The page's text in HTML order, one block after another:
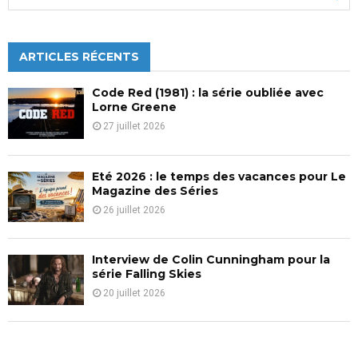
publications
h
f
o
r
:
C
ARTICLES RÉCENTS
Code Red (1981) : la série oubliée avec
Lorne Greene
27 juillet 2026
Eté 2026 : le temps des vacances pour Le
Magazine des Séries
26 juillet 2026
Interview de Colin Cunningham pour la
série Falling Skies
20 juillet 2026